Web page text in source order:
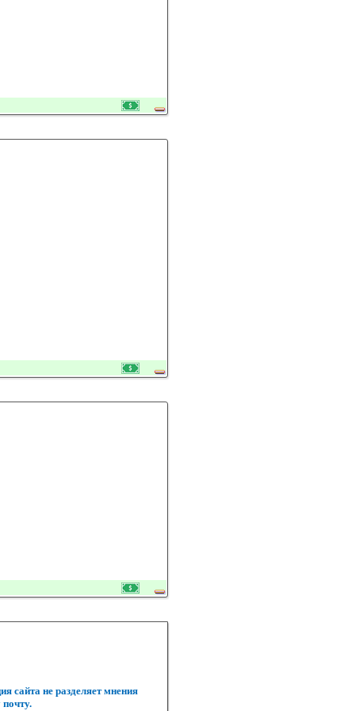
сайта не разделяет мнения